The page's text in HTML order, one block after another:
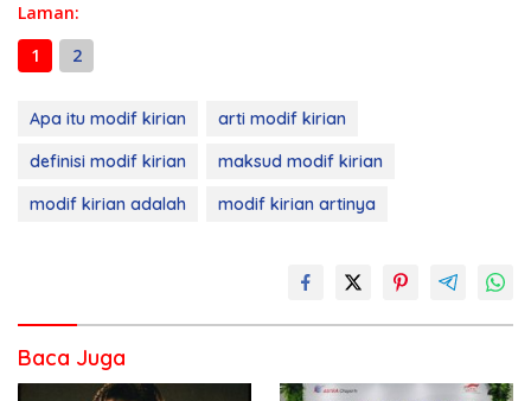
Laman:
1
2
Apa itu modif kirian
arti modif kirian
definisi modif kirian
maksud modif kirian
modif kirian adalah
modif kirian artinya
Baca Juga